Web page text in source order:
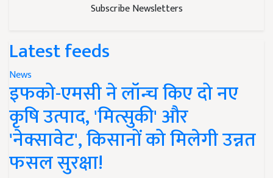
Subscribe Newsletters
Latest feeds
News
इफको-एमसी ने लॉन्च किए दो नए
कृषि उत्पाद, 'मित्सुकी' और
'नेक्सावेट', किसानों को मिलेगी उन्नत
फसल सुरक्षा!